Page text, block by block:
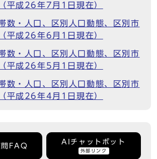
平成26年7月1日現在）
数・人口、区別人口動態、区別市
平成26年6月1日現在）
数・人口、区別人口動態、区別市
平成26年5月1日現在）
数・人口、区別人口動態、区別市
平成26年4月1日現在）
問FAQ
AIチャットボット
外部リンク